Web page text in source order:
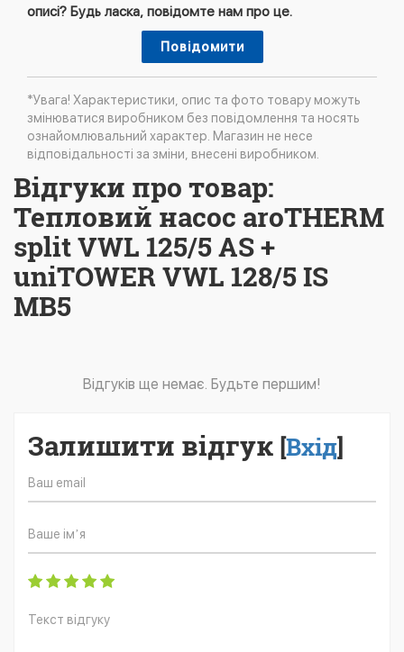
описі? Будь ласка, повідомте нам про це.
Повідомити
*Увага! Характеристики, опис та фото товару можуть
змінюватися виробником без повідомлення та носять
ознайомлювальний характер. Магазин не несе
відповідальності за зміни, внесені виробником.
Відгуки про товар:
Тепловий насос aroTHERM
split VWL 125/5 AS +
uniTOWER VWL 128/5 IS
MB5
Відгуків ще немає. Будьте першим!
Залишити відгук [Вхід]